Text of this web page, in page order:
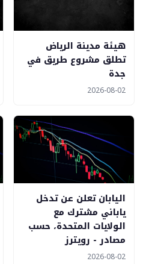
هيئة مدينة الرياض
تطلق مشروع طريق في
جدة
2026-08-02
اليابان تعلن عن تدخل
ياباني مشترك مع
الولايات المتحدة، حسب
مصادر - رويترز
2026-08-02